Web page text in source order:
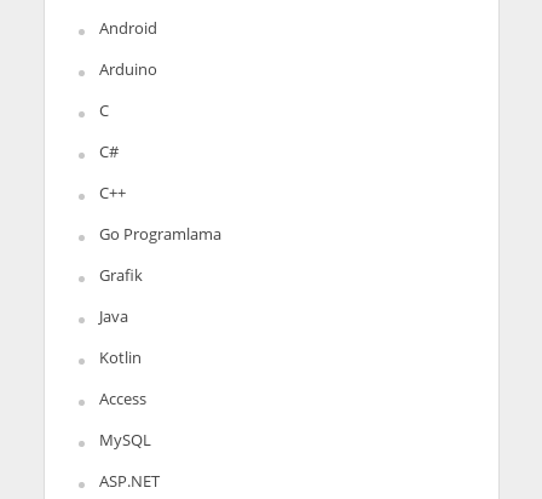
Android
Arduino
C
C#
C++
Go Programlama
Grafik
Java
Kotlin
Access
MySQL
ASP.NET